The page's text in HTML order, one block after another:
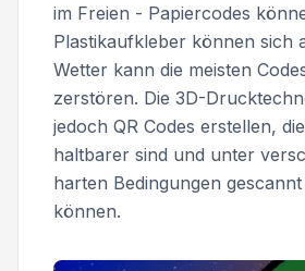
im Freien - Papiercodes
Plastikaufkleber können sich
Wetter kann die meisten
zerstören. Die 3D-
jedoch QR Codes erstellen,
haltbarer sind und unter
harten Bedingungen
können.